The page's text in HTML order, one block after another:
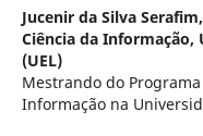
Jucenir da Silva Serafim,
Ciência da Informação,
(UEL)
Mestrando do
Informação na